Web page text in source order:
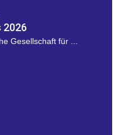
Gesellschaft für ...